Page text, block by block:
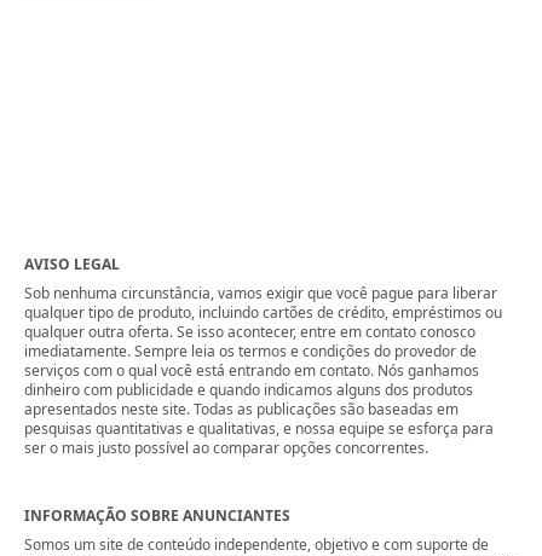
AVISO LEGAL
Sob nenhuma circunstância, vamos exigir que você pague para liberar
qualquer tipo de produto, incluindo cartões de crédito, empréstimos ou
qualquer outra oferta. Se isso acontecer, entre em contato conosco
imediatamente. Sempre leia os termos e condições do provedor de
serviços com o qual você está entrando em contato. Nós ganhamos
dinheiro com publicidade e quando indicamos alguns dos produtos
apresentados neste site. Todas as publicações são baseadas em
pesquisas quantitativas e qualitativas, e nossa equipe se esforça para
ser o mais justo possível ao comparar opções concorrentes.
INFORMAÇÃO SOBRE ANUNCIANTES
Somos um site de conteúdo independente, objetivo e com suporte de